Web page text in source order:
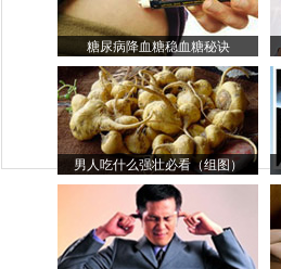
糖尿病降血糖稳血糖秘诀
男人吃什么强壮必看（组图）